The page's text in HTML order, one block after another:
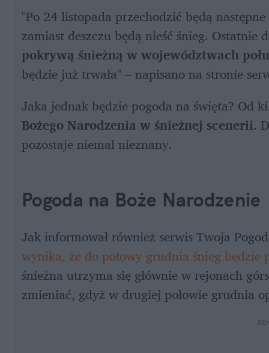
"Po 24 listopada przechodzić będą
zamiast deszczu będą nieść śnieg. Ostatnie
pokrywą śnieżną w województwach
będzie już trwała" – napisano na stronie
Jaka jednak będzie pogoda na święta? Od
Bożego Narodzenia w śnieżnej scenerii.
pozostaje niemal nieznany.
Pogoda na Boże Narodzenie
Jak informował również serwis Twoja
wynika, że do połowy grudnia śnieg będzie
śnieżna utrzyma się głównie w rejonach
zmieniać, gdyż w drugiej połowie grudnia